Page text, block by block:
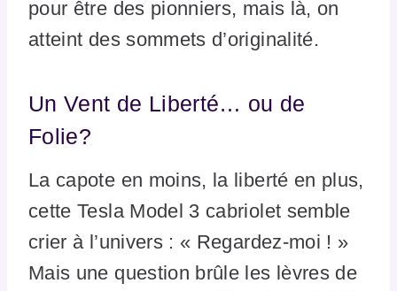
pour être des pionniers, mais là, on
atteint des sommets d’originalité.
Un Vent de Liberté… ou de
Folie?
La capote en moins, la liberté en plus,
cette Tesla Model 3 cabriolet semble
crier à l’univers : « Regardez-moi ! »
Mais une question brûle les lèvres de